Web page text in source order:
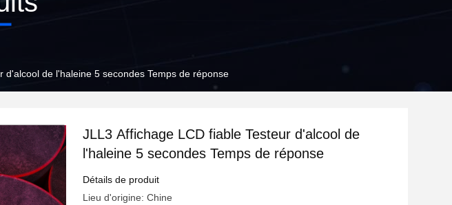
d'alcool de l'haleine 5 secondes Temps de réponse
JLL3 Affichage LCD fiable Testeur d'alcool de
l'haleine 5 secondes Temps de réponse
Détails de produit
Lieu d'origine: Chine